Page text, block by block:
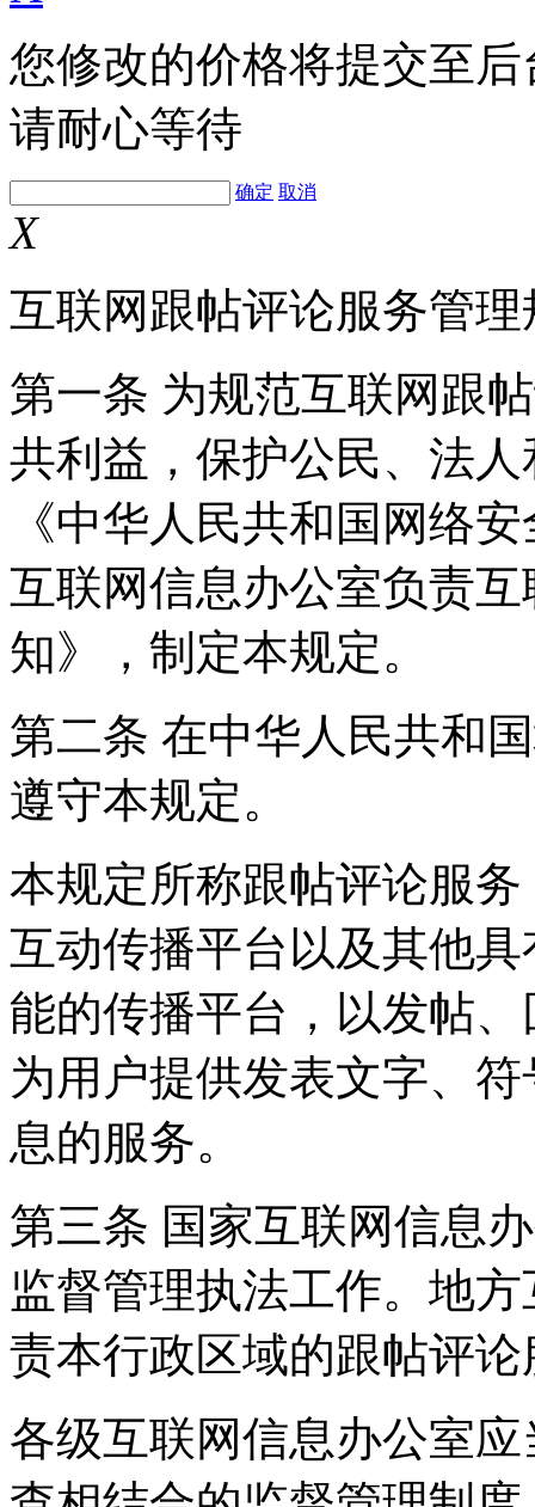
您修改的价格将提交至
请耐心等待
确定 取消
X
互联网跟帖评论服务管理
第一条 为规范互联网跟
共利益，保护公民、法
《中华人民共和国网络
互联网信息办公室负责
知》，制定本规定。
第二条 在中华人民共和
遵守本规定。
本规定所称跟帖评论服
互动传播平台以及其他
能的传播平台，以发帖
为用户提供发表文字、
息的服务。
第三条 国家互联网信息
监督管理执法工作。地
责本行政区域的跟帖评
各级互联网信息办公室